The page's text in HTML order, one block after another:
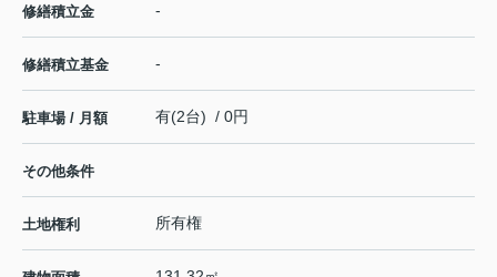
修繕積立金 -
修繕積立基金 -
駐車場 / 月額 有(2台) / 0円
その他条件
土地権利 所有権